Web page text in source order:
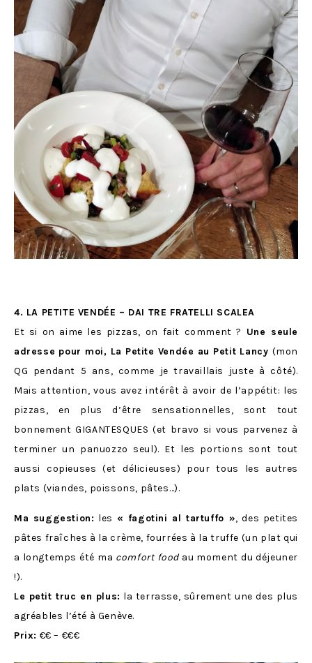
4. LA PETITE VENDÉE – DAI TRE FRATELLI SCALEA
Et si on aime les pizzas, on fait comment ? Une seule
adresse pour moi, La Petite Vendée au Petit Lancy (mon
QG pendant 5 ans, comme je travaillais juste à côté).
Mais attention, vous avez intérêt à avoir de l’appétit: les
pizzas, en plus d’être sensationnelles, sont tout
bonnement GIGANTESQUES (et bravo si vous parvenez à
terminer un panuozzo seul). Et les portions sont tout
aussi copieuses (et délicieuses) pour tous les autres
plats (viandes, poissons, pâtes…).
Ma suggestion: les « fagotini al tartuffo », des petites
pâtes fraîches à la crème, fourrées à la truffe (un plat qui
a longtemps été ma comfort foodau moment du déjeuner
!).
Le petit truc en plus: la terrasse, sûrement une des plus
agréables l’été à Genève.
Prix: €€ – €€€